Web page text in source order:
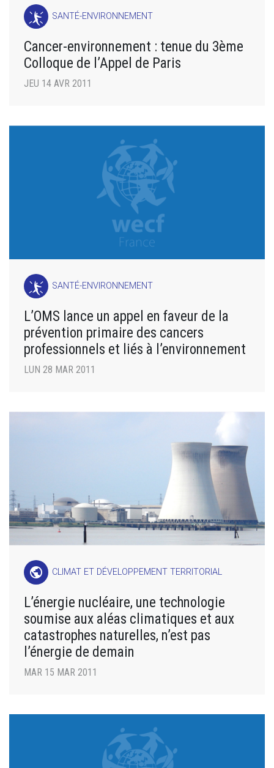
SANTÉ-ENVIRONNEMENT
Cancer-environnement : tenue du 3ème
Colloque de l’Appel de Paris
JEU 14 AVR 2011
SANTÉ-ENVIRONNEMENT
L’OMS lance un appel en faveur de la
prévention primaire des cancers
professionnels et liés à l’environnement
LUN 28 MAR 2011
public CLIMAT ET DÉVELOPPEMENT TERRITORIAL
L’énergie nucléaire, une technologie
soumise aux aléas climatiques et aux
catastrophes naturelles, n’est pas
l’énergie de demain
MAR 15 MAR 2011